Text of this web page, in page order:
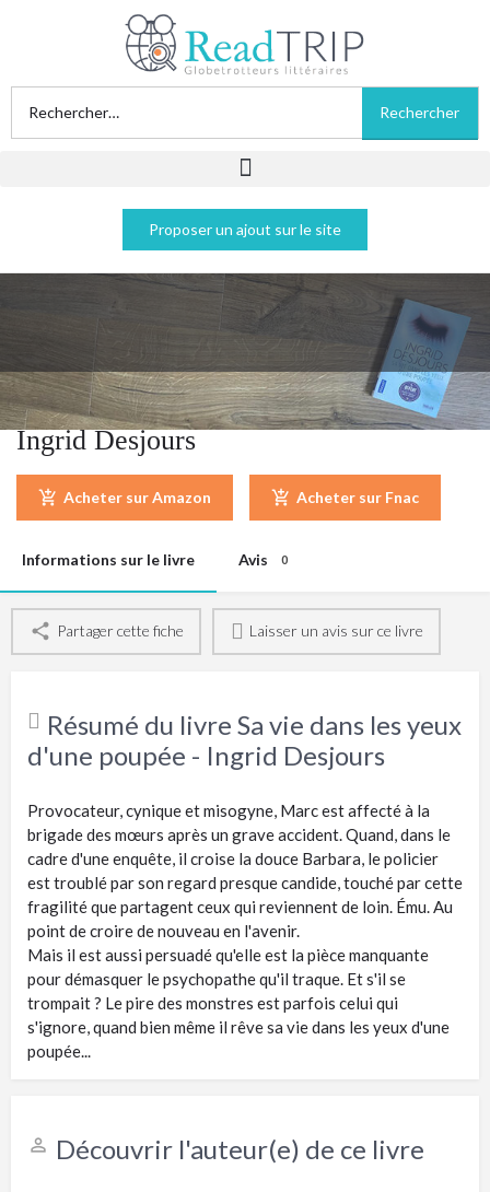
Proposer un ajout sur le site
Sa vie dans les yeux d'une poupée -
Ingrid Desjours
Acheter sur Amazon Acheter sur Fnac
Informations sur le livre Avis 0
Partager cette fiche Laisser un avis sur ce livre
Résumé du livre Sa vie dans les yeux
d'une poupée - Ingrid Desjours
Provocateur, cynique et misogyne, Marc est affecté à la
brigade des mœurs après un grave accident. Quand, dans le
cadre d'une enquête, il croise la douce Barbara, le policier
est troublé par son regard presque candide, touché par cette
fragilité que partagent ceux qui reviennent de loin. Ému. Au
point de croire de nouveau en l'avenir.
Mais il est aussi persuadé qu'elle est la pièce manquante
pour démasquer le psychopathe qu'il traque. Et s'il se
trompait ? Le pire des monstres est parfois celui qui
s'ignore, quand bien même il rêve sa vie dans les yeux d'une
poupée...
Découvrir l'auteur(e) de ce livre